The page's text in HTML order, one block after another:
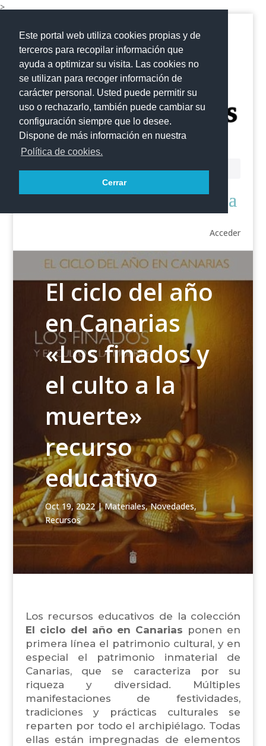
Este portal web utiliza cookies propias y de
terceros para recopilar información que
ayuda a optimizar su visita. Las cookies no
se utilizan para recoger información de
carácter personal. Usted puede permitir su
uso o rechazarlo, también puede cambiar su
configuración siempre que lo desee.
Dispone de más información en nuestra
Política de cookies.
Cerrar
>
Acceder
El ciclo del año
en Canarias
«Los finados y
el culto a la
muerte»
recurso
educativo
Oct 19, 2022|Materiales,Novedades,
Recursos
Los recursos educativos de la colección
El ciclo del año en Canarias ponen en
primera línea el patrimonio cultural, y en
especial el patrimonio inmaterial de
Canarias, que se caracteriza por su
riqueza y diversidad. Múltiples
manifestaciones de festividades,
tradiciones y prácticas culturales se
reparten por todo el archipiélago. Todas
ellas están impregnadas de elementos